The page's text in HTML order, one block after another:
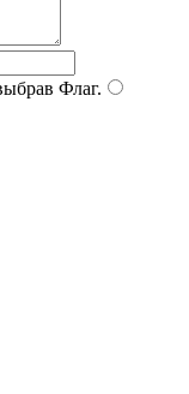
Флаг.